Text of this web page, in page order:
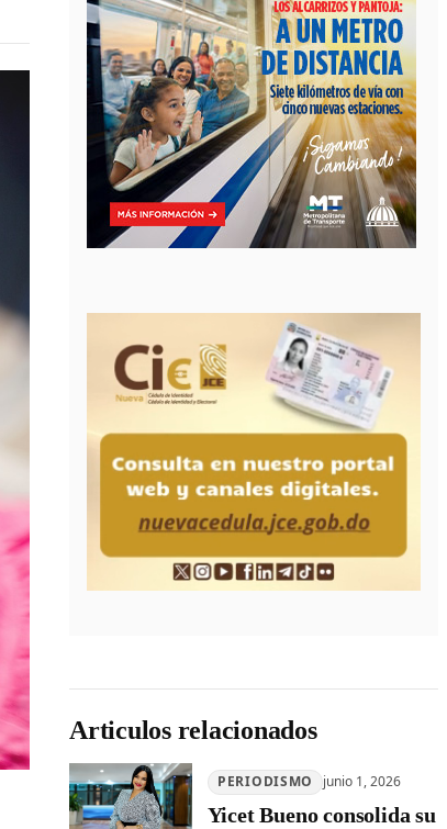
Articulos relacionados
PERIODISMO junio 1, 2026
Yicet Bueno consolida su